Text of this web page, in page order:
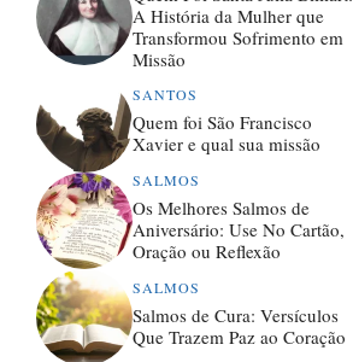
A História da Mulher que
Transformou Sofrimento em
Missão
SANTOS
Quem foi São Francisco
Xavier e qual sua missão
SALMOS
Os Melhores Salmos de
Aniversário: Use No Cartão,
Oração ou Reflexão
SALMOS
Salmos de Cura: Versículos
Que Trazem Paz ao Coração